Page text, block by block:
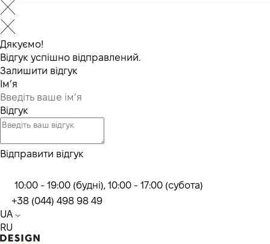
Дякуємо!
Відгук успішно відправлений.
Залишити відгук
Ім’я
Відгук
Відправити відгук
10:00 - 19:00 (будні), 10:00 - 17:00 (субота)
+38 (044) 498 98 49
UA
RU